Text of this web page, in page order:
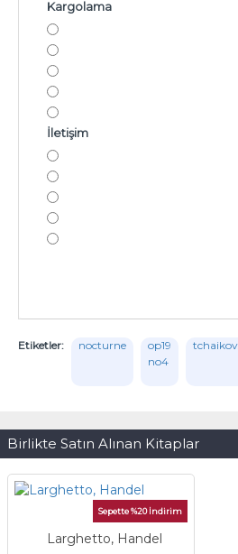
Kargolama
İletişim
Etiketler: nocturne
op19
no4
Birlikte Satın Alınan Kitaplar
Sepette %20 İndirim
Larghetto, Handel